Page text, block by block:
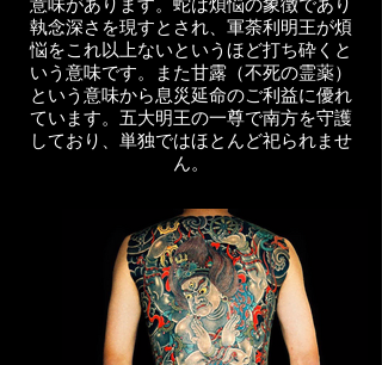
意味があります。蛇は煩悩の象徴であり
執念深さを現すとされ、軍荼利明王が煩
悩をこれ以上ないというほど打ち砕くと
いう意味です。また甘露（不死の霊薬）
という意味から息災延命のご利益に優れ
ています。五大明王の一尊で南方を守護
しており、単独ではほとんど祀られませ
ん。